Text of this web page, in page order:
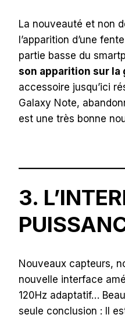
La nouveauté et non
l’apparition d’une
partie basse du
son apparition sur la
accessoire jusqu’ici
Galaxy Note,
est une très bonne
3.
Nouveaux capteurs,
nouvelle interface
120Hz adaptatif…
seule conclusion : Il